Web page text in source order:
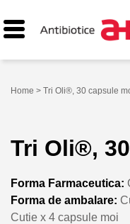
Home > Tri Oli®, 30 capsule
Tri Oli®,
Forma Farmaceutica:
Forma de ambalare:
Cutie x 4 capsule moi